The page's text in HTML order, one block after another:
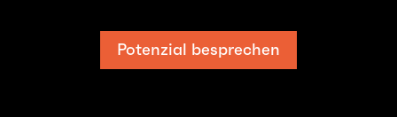
Potenzial besprechen